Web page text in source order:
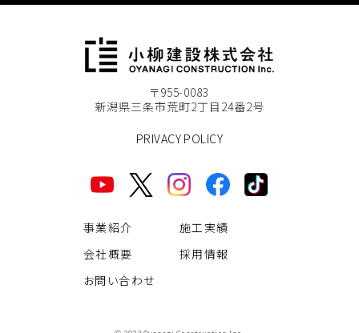
〒955-0083
新潟県三条市荒町2丁目24番2号
PRIVACY POLICY
事業紹介
施工実績
会社概要
採用情報
お問い合わせ